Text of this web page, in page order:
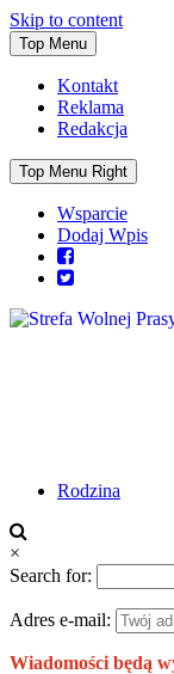
Skip to content
Top Menu
Kontakt
Reklama
Redakcja
Top Menu Right
Wsparcie
Dodaj Wpis
Rodzina
×
Search for:
Adres e-mail:
Wiadomości będą